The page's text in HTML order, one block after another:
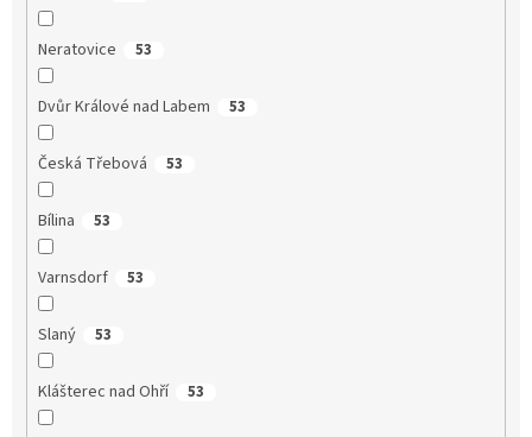
Neratovice 53
Dvůr Králové nad Labem 53
Česká Třebová 53
Bílina 53
Varnsdorf 53
Slaný 53
Klášterec nad Ohří 53